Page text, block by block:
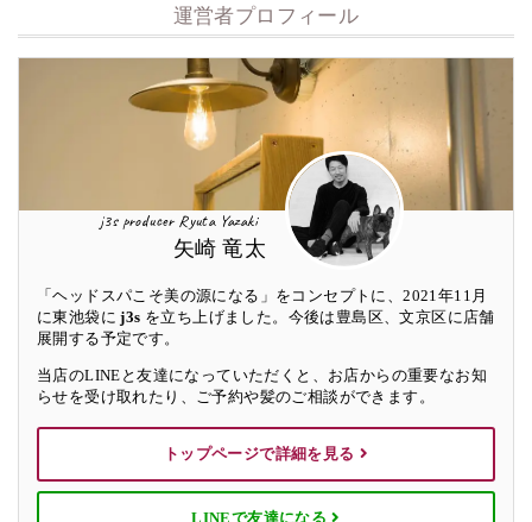
運営者プロフィール
j3s producer Ryuta Yazaki
矢崎 竜太
「ヘッドスパこそ美の源になる」をコンセプトに、2021年11月
に東池袋にj3s を立ち上げました。今後は豊島区、文京区に店舗
展開する予定です。
当店のLINEと友達になっていただくと、お店からの重要なお知
らせを受け取れたり、ご予約や髪のご相談ができます。
トップページで詳細を見る
LINEで友達になる